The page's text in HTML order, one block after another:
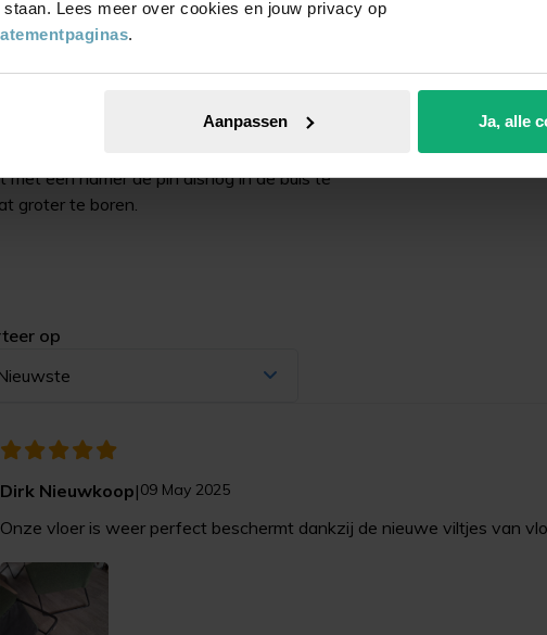
Lees meer over cookies en jouw privacy op
.
Aanpassen Ja, alle
(6mm) waar de stift van de glijder in valt.
met een hamer de pin alsnog in de buis te
groter te boren.
op
Dirk Nieuwkoop|09 May 2025
Onze vloer is weer perfect beschermt dankzij de nieuwe viltjes van